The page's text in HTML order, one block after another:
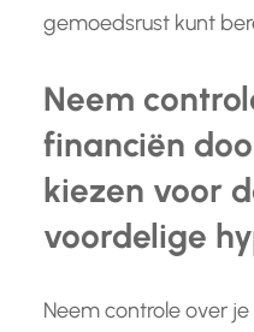
gemoedsrust kunt
Neem
financiën
kiezen voor
voordelige
Neem controle over